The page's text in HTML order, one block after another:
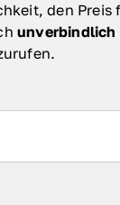
den Preis